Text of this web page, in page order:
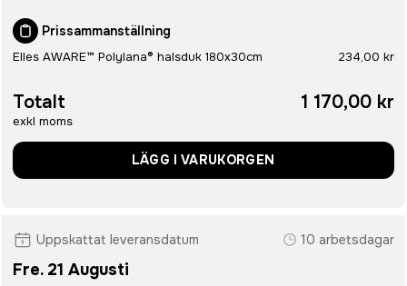
Prissammanställning
Elles AWARE™ Polylana® halsduk 180x30cm 234,00 kr
Totalt
exkl moms
1 170,00 kr
LÄGG I VARUKORGEN
Uppskattat leveransdatum 10 arbetsdagar
Fre. 21 Augusti